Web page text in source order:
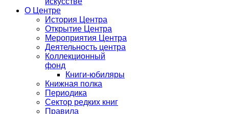
О Центре
История Центра
Открытие Центра
Мероприятия Центра
Деятельность центра
Коллекционный
фонд
Книги-юбиляры
Книжная полка
Периодика
Сектор редких книг
Правила